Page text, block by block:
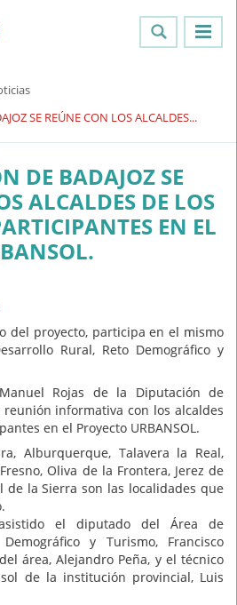
SE REÚNE CON LOS ALCALDES...
DE BADAJOZ SE
ALCALDES DE LOS
EN EL
del proyecto, participa en el mismo
Rural, Reto Demográfico y
Rojas de la Diputación de
reunión informativa con los alcaldes
en el Proyecto URBANSOL.
Alburquerque, Talavera la Real,
Oliva de la Frontera, Jerez de
de la Sierra son las localidades que
el diputado del Área de
y Turismo, Francisco
área, Alejandro Peña, y el técnico
de la institución provincial, Luis